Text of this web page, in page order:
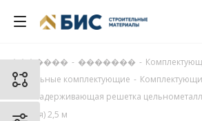
������� - ������� -
Кровельные комплектующие -
Снегозадерживающая решетка
(черная) 2,5 м